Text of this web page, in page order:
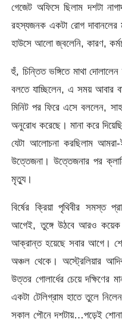
গেজেট অফিসে ছিলাম দশটা
রহস্যজনক একটা রোগ দাবানলের
হাউসে আলো জ্বলেনি, কারণ,
হুঁ, চিন্তিত ভঙ্গিতে মাথা
বলতে যাচ্ছিলেন, এ সময় আবার
মিনিট পর ফিরে এসে বললেন,
অনুরোধ করেছে। মানা করে
যেটা আলোচনা করছিলাম আমরা-
উত্তেজনা। উত্তেজনার পর
মৃত্যু।
বির্ষের ক্রিয়া পৃথিবীর সমস্ত
আগেই, তুঙ্গে উঠবে আরও কয়েক
আক্রান্ত হয়েছে সবার আগে।
অঞ্চল থেকে। অস্ট্রেলিয়ার
উত্তর গোলার্ধের চেয়ে দক্ষিণের
একটা টেলিগ্রাম হাতে তুলে
সকাল পৌনে দশটায়…পড়েই